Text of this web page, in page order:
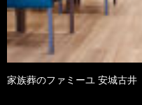
家族葬のファミーユ 安城古井